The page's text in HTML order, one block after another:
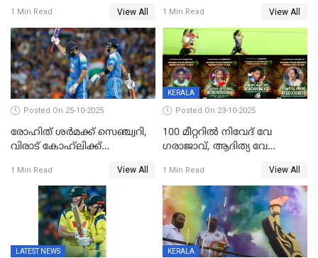
1 Min Read View All 1 Min Read View All
Posted On 25-10-2025
രോഹിത് ശർമക്ക് സെഞ്ച്വറി,
വിരാട് കോഹ്‍ലിക്ക്
മുൻനായകരുടെ മികവിൽ
ഓസീസിനെതിരെ ഉജ്ജ്വല
1 Min Read View All
KERALA
Posted On 23-10-2025
100 മീറ്ററിൽ നിവേദ് വേ​
ഗരാജാവ്, ആദിത്യ വേ​
ബോയ്സിലും സബ്‌ജൂനിയർ
ഗേൾസിലും റെക്കോർഡോടെ
സ്വർണം, ദേവപ്രിയ 87ലെ
റെക്കോർഡ് തിരുത്തി
1 Min Read View All
LATEST NEWS KERALA